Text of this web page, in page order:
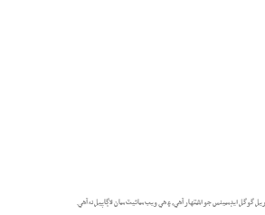
گوگل ايڊسينس جو اشتهار آهي، ۽ هي ويب سائيٽ سان لاڳاپيل نه آهي.